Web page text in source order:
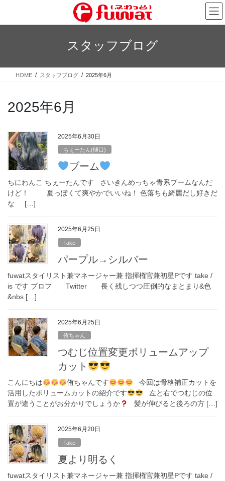
テ
ス
ゲ
ン
スタッフブログ
HOME スタッフブログ 2025年6月
2025年6月
2025年6月30日
ちぇーたん(樋口)
ブーム
ちにわんこ ちぇーたんです さいきんめっちゃ青系ブームなんだ
けど！ 夏っぽくて爽やかでいいね！ 色落ちも綺麗だし好きだ
な […]
2025年6月25日
Take
パープル→シルバー
fuwatスタイリスト兼マネージャー兼 指揮権官兼初星Pです take /
is です プロフ Twitter 長く残しつつ圧倒的なまとまり&色
&nbs […]
2025年6月25日
侑ちゃん
つむじ位置変更ボリュームアップ
カット
こんにちは 侑ちゃんです
今回は骨格補正カットを
活用したボリュームカットの紹介です
左と右でつむじの位
置が違うことがお分かりでしょうか
髪が伸びると後ろの方 […]
2025年6月20日
Take
夏より明るく
fuwatスタイリスト兼マネージャー兼 指揮権官兼初星Pです take /